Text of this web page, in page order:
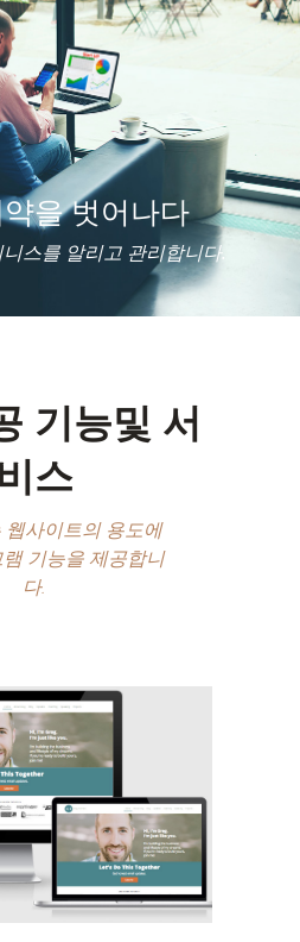
을 벗어나다
스를 알리고 관리합니다.
기능및 서
비스
웹사이트의 용도에
기능을 제공합니
다.